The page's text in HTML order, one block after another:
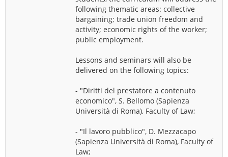
following thematic areas: collective
bargaining; trade union freedom and
activity; economic rights of the worker;
public employment.
Lessons and seminars will also be
delivered on the following topics:
- "Diritti del prestatore a contenuto
economico", S. Bellomo (Sapienza
Università di Roma), Faculty of Law;
- "Il lavoro pubblico", D. Mezzacapo
(Sapienza Università di Roma), Faculty of
Law;